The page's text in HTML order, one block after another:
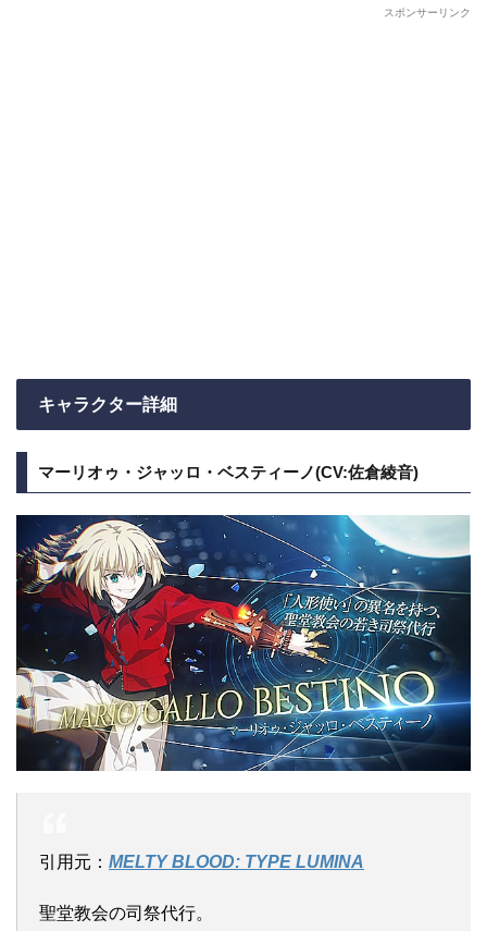
スポンサーリンク
キャラクター詳細
マーリオゥ・ジャッロ・ベスティーノ(CV:佐倉綾音)
引用元： MELTY BLOOD: TYPE LUMINA
聖堂教会の司祭代行。